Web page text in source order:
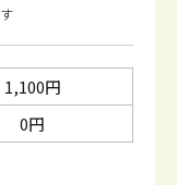
1,100円
0円